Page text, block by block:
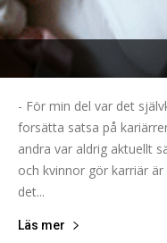
- För min del var det
forsätta satsa på
andra var aldrig aktuellt
och kvinnor gör karriär
det...
Läs mer